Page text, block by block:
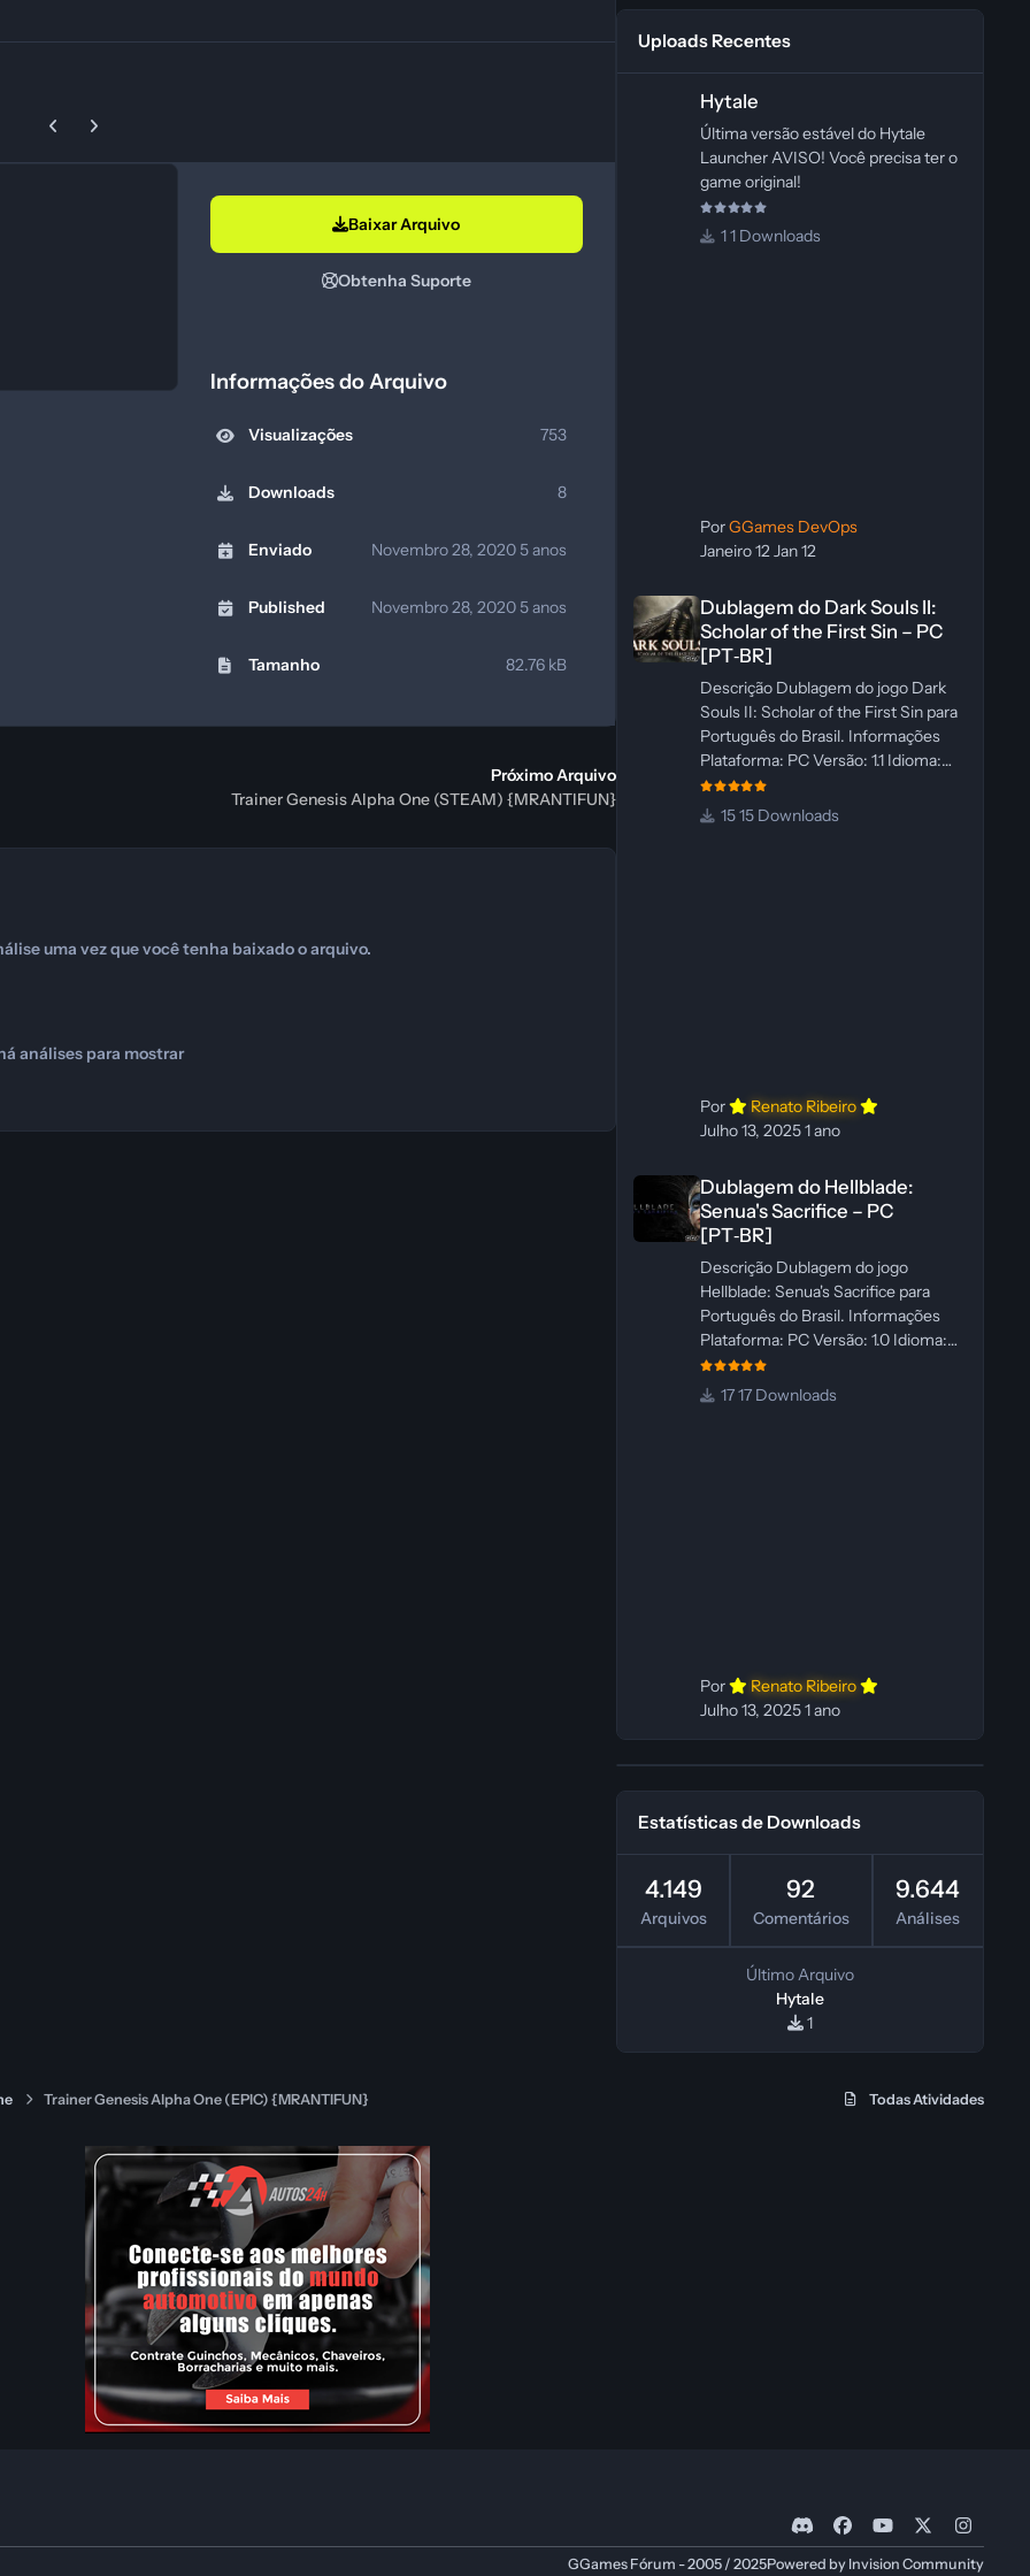
Previous carousel slide
Next carousel slide
Baixar Arquivo
Obtenha Suporte
Informações do Arquivo
Visualizações 753
Downloads 8
Enviado Novembro 28, 2020 5 anos
Published Novembro 28, 2020 5 anos
Tamanho 82.76 kB
Próximo Arquivo
Trainer Genesis Alpha One (STEAM) {MRANTIFUN}
uma vez que você tenha baixado o arquivo.
análises para mostrar
Uploads Recentes
Hytale
Última versão estável do Hytale
Launcher AVISO! Você precisa ter o
game original!
1 Downloads
PorGGames DevOps
Janeiro 12Jan 12
Dublagem do Dark Souls II:
Scholar of the First Sin – PC
[PT‑BR]
Descrição Dublagem do jogo Dark
Souls II: Scholar of the First Sin para
Português do Brasil. Informações
Plataforma: PC Versão: 1.1 Idioma:
Português‑BR Versão Suportada:
Steam Idioma Suportado: Inglês
15 Downloads
Por
Renato Ribeiro
Julho 13, 20251 ano
Dublagem do Hellblade:
Senua's Sacrifice – PC
[PT‑BR]
Descrição Dublagem do jogo
Hellblade: Senua's Sacrifice para
Português do Brasil. Informações
Plataforma: PC Versão: 1.0 Idioma:
Português‑BR Versão Suportada:
Steam Idioma Suportado: Inglês
17 Downloads
Por
Renato Ribeiro
Julho 13, 20251 ano
Estatísticas de Downloads
4.149
Arquivos
92
Comentários
9.644
Análises
Último Arquivo
Hytale
1
Trainer Genesis Alpha One (EPIC) {MRANTIFUN} Todas Atividades
d
i
a
o
n
GGames Fórum - 2005 / 2025Powered by Invision Community